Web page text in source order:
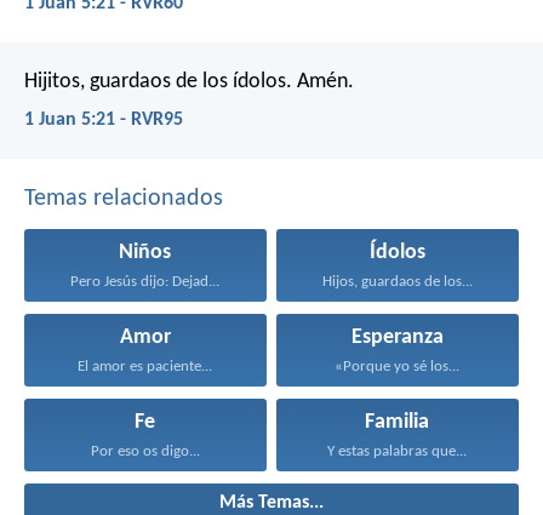
Hijitos, guardaos de los ídolos. Amén.
1 Juan 5:21 - RVR95
Temas relacionados
Niños
Pero Jesús dijo: Dejad...
Ídolos
Hijos, guardaos de los...
Amor
El amor es paciente...
Esperanza
«Porque yo sé los...
Fe
Por eso os digo...
Familia
Y estas palabras que...
Más Temas...